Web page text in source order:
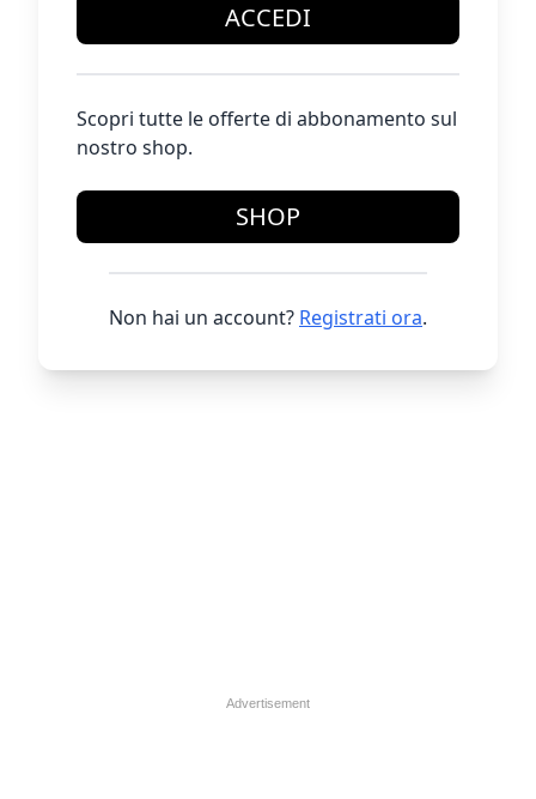
ACCEDI
Scopri tutte le offerte di abbonamento sul
nostro shop.
SHOP
Non hai un account? Registrati ora.